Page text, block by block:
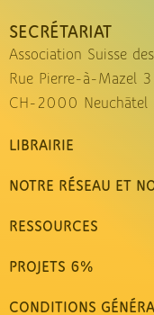
SECRÉTARIAT
Association Suisse
Rue Pierre-à-Mazel 3
CH-2000 Neuchâtel
LIBRAIRIE
NOTRE RÉSEAU ET
RESSOURCES
PROJETS 6%
CONDITIONS